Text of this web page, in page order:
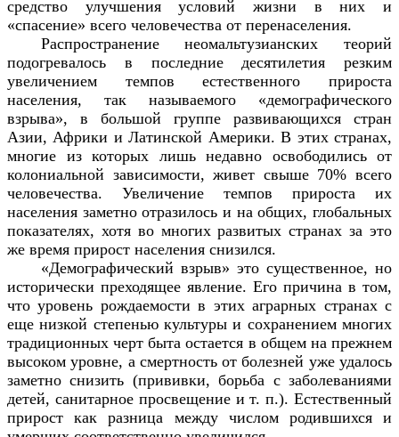
средство улучшения условий жизни в них и
«спасение» всего человечества от перенаселения.
Распространение неомальтузианских теорий
подогревалось в последние десятилетия резким
увеличением темпов естественного прироста
населения, так называемого «демографического
взрыва», в большой группе развивающихся стран
Азии, Африки и Латинской Америки. В этих странах,
многие из которых лишь недавно освободились от
колониальной зависимости, живет свыше 70% всего
человечества. Увеличение темпов прироста их
населения заметно отразилось и на общих, глобальных
показателях, хотя во многих развитых странах за это
же время прирост населения снизился.
«Демографический взрыв» это существенное, но
исторически преходящее явление. Его причина в том,
что уровень рождаемости в этих аграрных странах с
еще низкой степенью культуры и сохранением многих
традиционных черт быта остается в общем на прежнем
высоком уровне, а смертность от болезней уже удалось
заметно снизить (прививки, борьба с заболеваниями
детей, санитарное просвещение и т. п.). Естественный
прирост как разница между числом родившихся и